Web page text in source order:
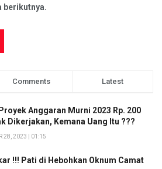
berikutnya.
Comments Latest
Anggaran Murni 2023 Rp. 200
Dikerjakan, Kemana Uang Itu ???
28, 2023 | 01:15
!!! Pati di Hebohkan Oknum Camat